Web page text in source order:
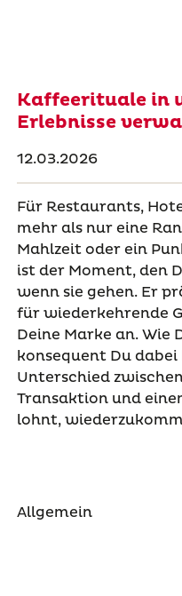
Kaffeerituale in
Erlebnisse
12.03.2026
Für Restaurants,
mehr als nur eine
Mahlzeit oder ein
ist der Moment, den
wenn sie gehen. Er
für wiederkehrende
Deine Marke an. Wie
konsequent Du
Unterschied
Transaktion und
lohnt,
Allgemein